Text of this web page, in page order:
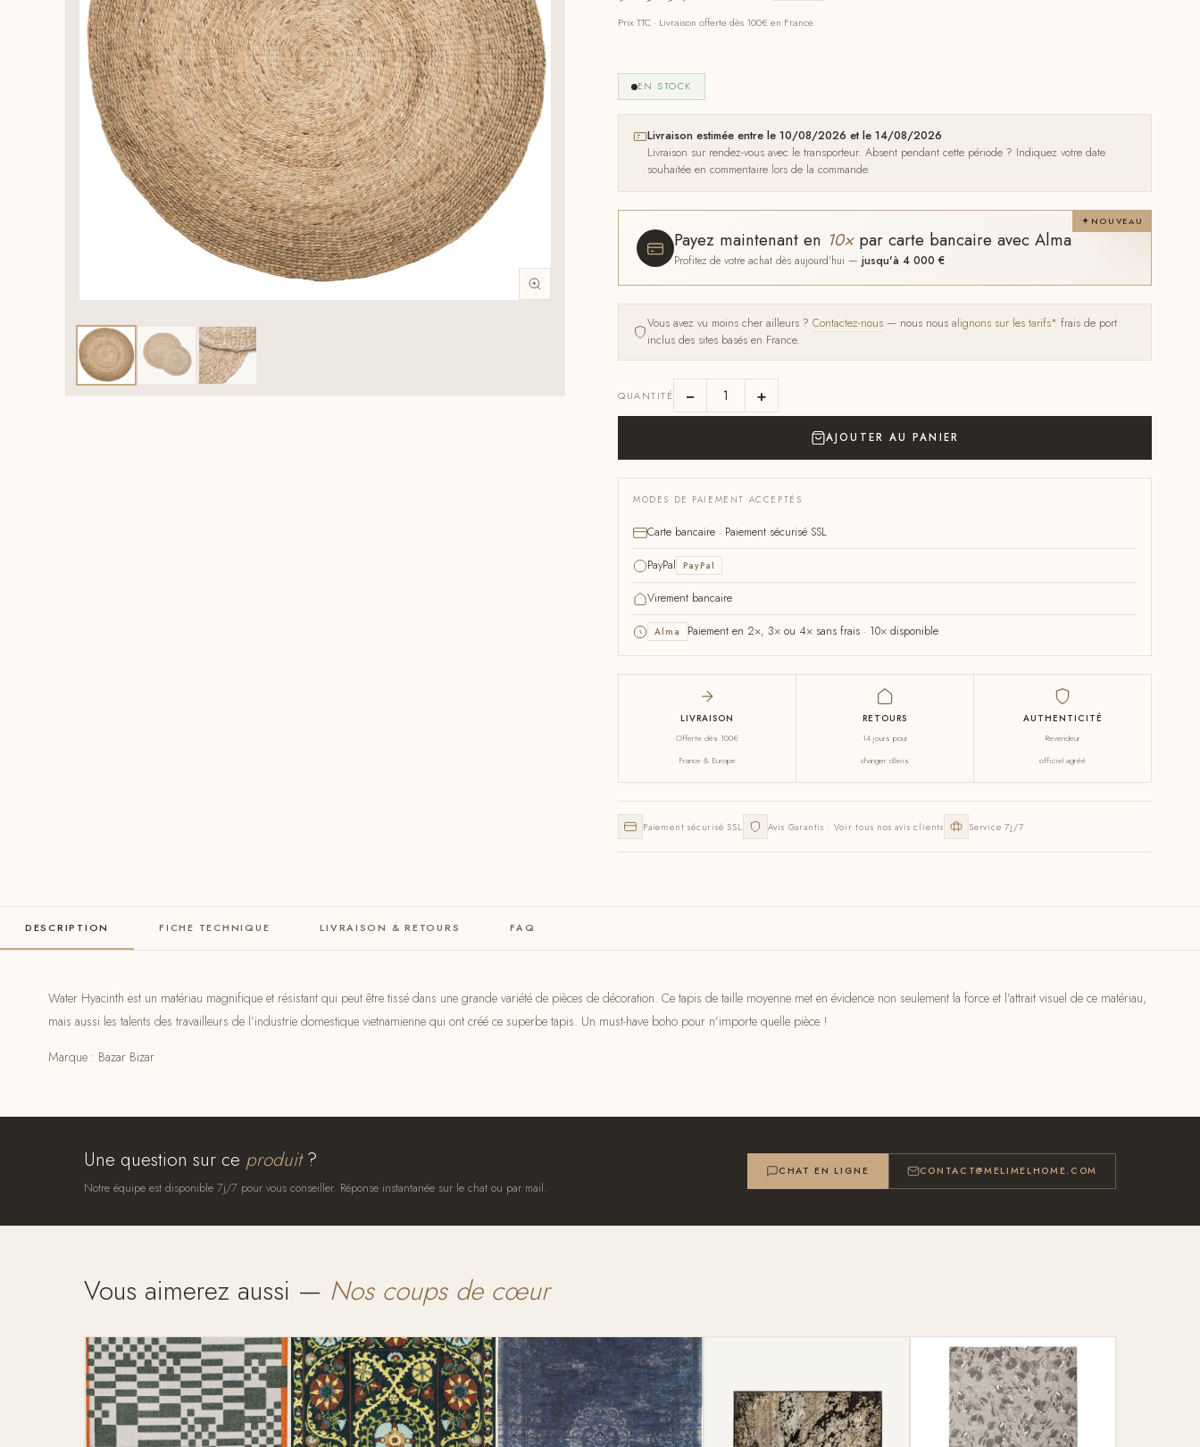
Prix TTC · Livraison offerte dès 100€ en France
EN STOCK
Livraison estimée entre le 10/08/2026 et le 14/08/2026
Livraison sur rendez-vous avec le transporteur. Absent pendant cette période ? Indiquez votre date
souhaitée en commentaire lors de la commande.
NOUVEAU
Payez maintenant en 10×par carte bancaire avec Alma
Profitez de votre achat dès aujourd'hui — jusqu'à 4 000 €
Vous avez vu moins cher ailleurs ? Contactez-nous — nous nous alignons sur les tarifs* frais de port
inclus des sites basés en France.
QUANTITÉ − +
AJOUTER AU PANIER
MODES DE PAIEMENT ACCEPTÉS
Carte bancaire · Paiement sécurisé SSL
PayPal PayPal
Virement bancaire
Alma Paiement en 2×, 3× ou 4× sans frais · 10× disponible
LIVRAISON
Offerte dès 100€
France & Europe
RETOURS
14 jours pour
changer d'avis
AUTHENTICITÉ
Revendeur
officiel agréé
Paiement sécurisé SSL Avis Garantis · Voir tous nos avis clients Service 7j/7
DESCRIPTION FICHE TECHNIQUE LIVRAISON & RETOURS FAQ
Water Hyacinth est un matériau magnifique et résistant qui peut être tissé dans une grande variété de pièces de décoration. Ce tapis de taille moyenne met en évidence non seulement la force et l’attrait visuel de ce matériau,
mais aussi les talents des travailleurs de l’industrie domestique vietnamienne qui ont créé ce superbe tapis. Un must-have boho pour n’importe quelle pièce !
Marque : Bazar Bizar
Une question sur ce produit?
Notre équipe est disponible 7j/7 pour vous conseiller. Réponse instantanée sur le chat ou par mail.
CHAT EN LIGNE CONTACT@MELIMELHOME.COM
Vous aimerez aussi — Nos coups de cœur